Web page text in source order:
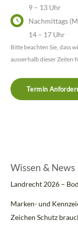
9 – 13 Uhr
Nachmittags
14 – 17 Uhr
Bitte beachten Sie, dass
ausserhalb dieser Zeiten
Termin
Wissen & News
Landrecht 2026 –
Marken- und
Zeichen Schutz